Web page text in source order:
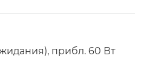
прибл. 60 Вт